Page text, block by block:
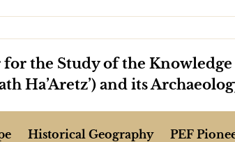
the Study of the
Ha’Aretz’) and its
Historical Geography PEF